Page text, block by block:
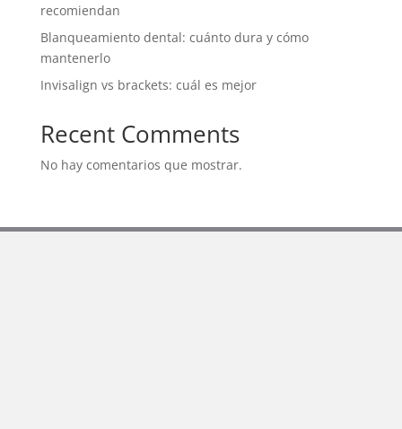
recomiendan
Blanqueamiento dental: cuánto dura y cómo
mantenerlo
Invisalign vs brackets: cuál es mejor
Recent Comments
No hay comentarios que mostrar.